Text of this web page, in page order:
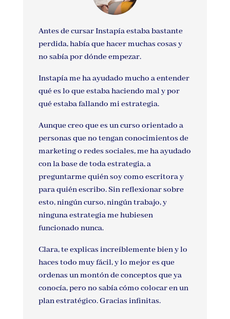
Antes de cursar Instapía estaba bastante
perdida, había que hacer muchas cosas y
no sabía por dónde empezar.
Instapía me ha ayudado mucho a entender
qué es lo que estaba haciendo mal y por
qué estaba fallando mi estrategia.
Aunque creo que es un curso orientado a
personas que no tengan conocimientos de
marketing o redes sociales, me ha ayudado
con la base de toda estrategia, a
preguntarme quién soy como escritora y
para quién escribo. Sin reflexionar sobre
esto, ningún curso, ningún trabajo, y
ninguna estrategia me hubiesen
funcionado nunca.
Clara, te explicas increíblemente bien y lo
haces todo muy fácil, y lo mejor es que
ordenas un montón de conceptos que ya
conocía, pero no sabía cómo colocar en un
plan estratégico. Gracias infinitas.